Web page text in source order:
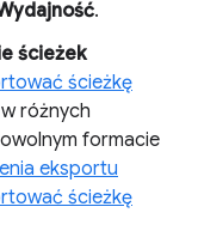
.
ścieżek
ścieżkę
różnych
formacie
eksportu
ścieżkę